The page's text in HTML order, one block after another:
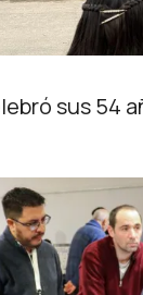
sus 54